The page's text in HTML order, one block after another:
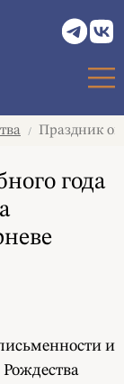
/ Праздник
года
и